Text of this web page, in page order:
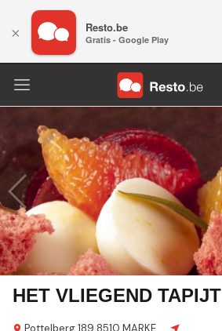
HET VLIEGEND TAPIJT
× Resto.be
Gratis - Google Play